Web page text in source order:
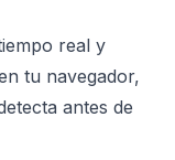
real y
tu navegador,
antes de